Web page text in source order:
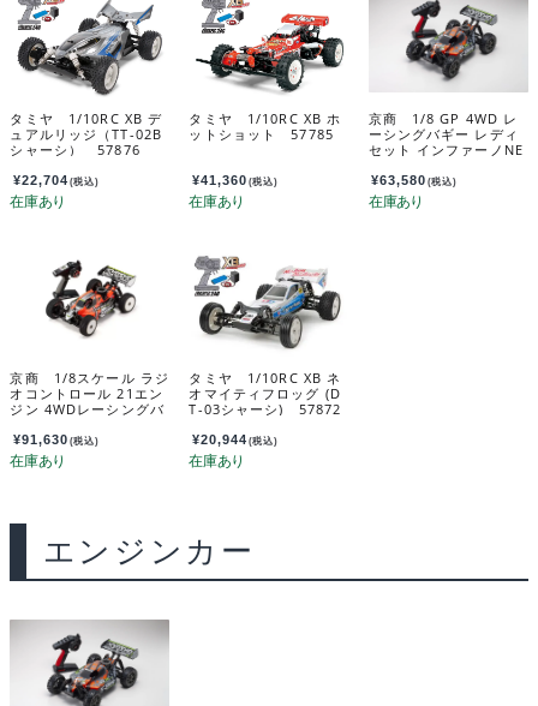
タミヤ 1/10RC XB デ
ュアルリッジ（TT-02B
シャーシ） 57876
¥22,704 (税込)
タミヤ 1/10RC XB ホ
ットショット 57785
¥41,360 (税込)
京商 1/8 GP 4WD レ
ーシングバギー レディ
セット インファーノNE
（レッド） 33012T5
¥63,580 (税込)
京商 1/8スケール ラジ
オコントロール 21エン
ジン 4WDレーシングバ
ファーノ MP10 カラー
タイプ1 レッド 33025T
1S
¥91,630 (税込)
タミヤ 1/10RC XB ネ
オマイティフロッグ (D
T-03シャーシ) 57872
¥20,944 (税込)
エンジンカー